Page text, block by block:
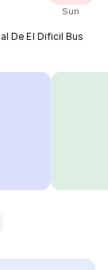
Sun
De El Dificil Bus